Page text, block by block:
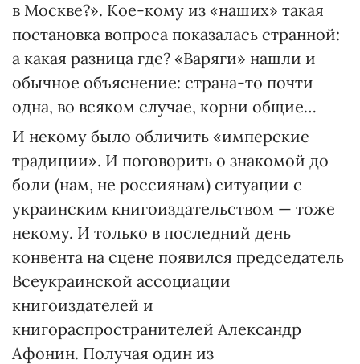
в Москве?». Кое-кому из «наших» такая
постановка вопроса показалась странной:
а какая разница где? «Варяги» нашли и
обычное объяснение: страна-то почти
одна, во всяком случае, корни общие…
И некому было обличить «имперские
традиции». И поговорить о знакомой до
боли (нам, не россиянам) ситуации с
украинским книгоиздательством — тоже
некому. И только в последний день
конвента на сцене появился председатель
Всеукраинской ассоциации
книгоиздателей и
книгораспространителей Александр
Афонин. Получая один из